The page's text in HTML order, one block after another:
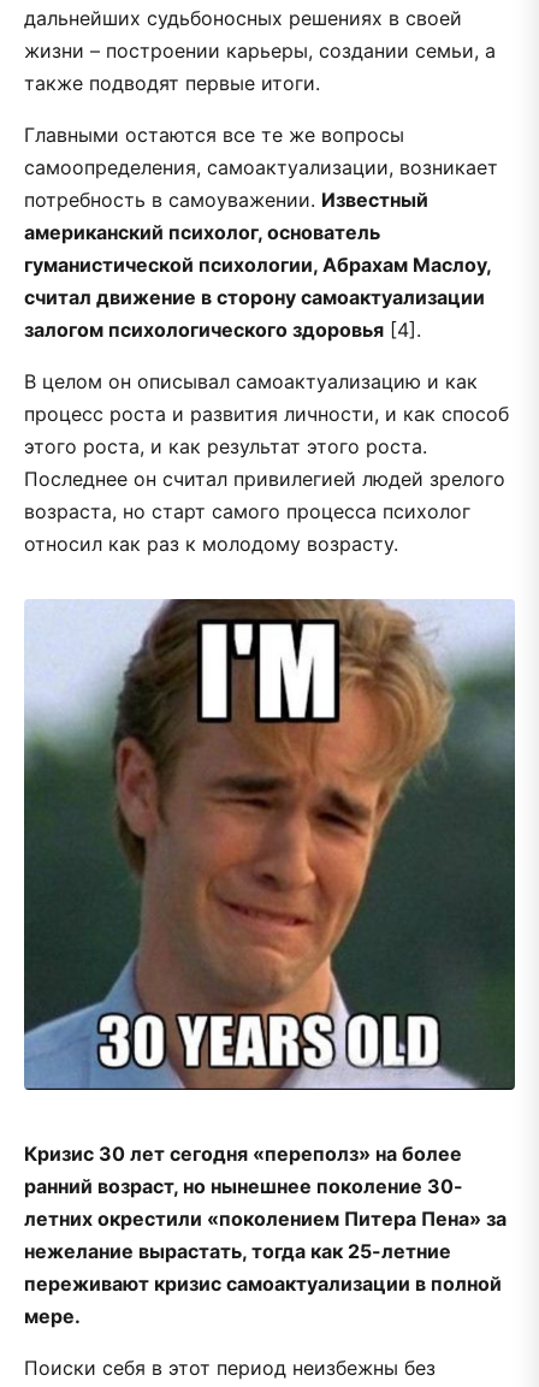
дальнейших судьбоносных решениях в своей
жизни – построении карьеры, создании семьи, а
также подводят первые итоги.
Главными остаются все те же вопросы
самоопределения, самоактуализации, возникает
потребность в самоуважении. Известный
американский психолог, основатель
гуманистической психологии, Абрахам Маслоу,
считал движение в сторону самоактуализации
залогом психологического здоровья [4].
В целом он описывал самоактуализацию и как
процесс роста и развития личности, и как способ
этого роста, и как результат этого роста.
Последнее он считал привилегией людей зрелого
возраста, но старт самого процесса психолог
относил как раз к молодому возрасту.
Кризис 30 лет сегодня «переполз» на более
ранний возраст, но нынешнее поколение 30-
летних окрестили «поколением Питера Пена» за
нежелание вырастать, тогда как 25-летние
переживают кризис самоактуализации в полной
мере.
Поиски себя в этот период неизбежны без